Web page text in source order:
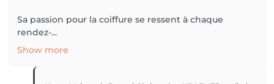
Sa passion pour la coiffure se ressent à chaque
rendez-...
Show more